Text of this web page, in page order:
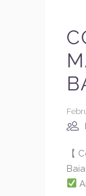
【